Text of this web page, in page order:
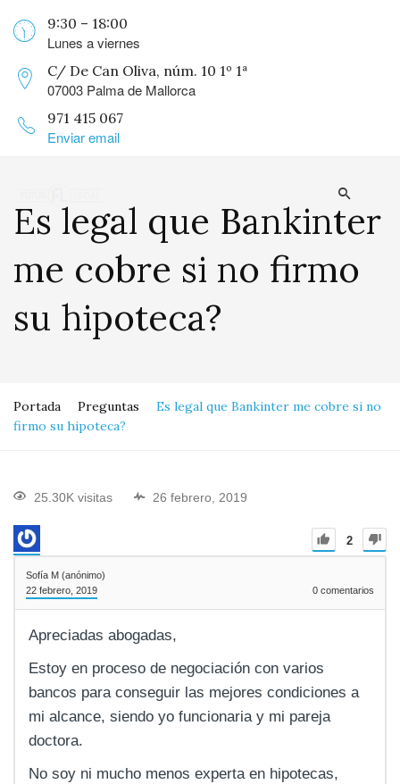
9:30 – 18:00
Lunes a viernes
C/ De Can Oliva, núm. 10 1º 1ª
07003 Palma de Mallorca
971 415 067
Enviar email
Es legal que Bankinter
me cobre si no firmo
su hipoteca?
Portada Preguntas
Es legal que Bankinter me cobre si no
firmo su hipoteca?
25.30K visitas 26 febrero, 2019
2
Sofía M (anónimo)
22 febrero, 2019
0 comentarios
Apreciadas abogadas,
Estoy en proceso de negociación con varios
bancos para conseguir las mejores condiciones a
mi alcance, siendo yo funcionaria y mi pareja
doctora.
No soy ni mucho menos experta en hipotecas,